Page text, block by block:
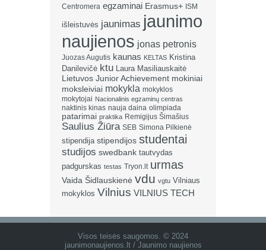
Centromera egzaminai Erasmus+ ISM
išleistuvės jaunimas jaunimo
naujienos jonas petronis
Juozas Augutis kaunas KELTAS Kristina
Danilevičė ktu Laura Masiliauskaitė
Lietuvos Junior Achievement mokiniai
moksleiviai mokykla mokyklos
mokytojai Nacionalinis egzaminų centras
naktinis kinas nauja daina olimpiada
patarimai praktika Remigijus Šimašius
Saulius Žiūra SEB Simona Pilkienė
stipendija stipendijos studentai
studijos swedbank tautvydas
padgurskas testas Tryon.lt urmas
Vaida Šidlauskienė vdu vgtu Vilniaus
mokyklos Vilnius VILNIUS TECH
Visos teisės saugomos. © 2024
jaunimonaujienos.lt / Jaunimo naujienos